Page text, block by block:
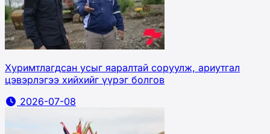
Хуримтлагдсан усыг яаралтай соруулж, ариутгал
цэвэрлэгээ хийхийг үүрэг болгов
2026-07-08